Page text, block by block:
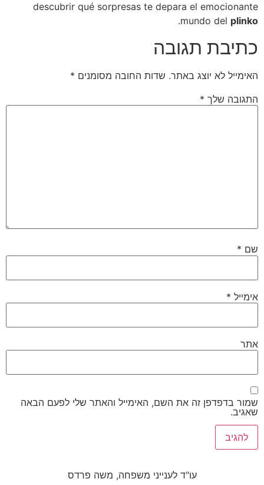
descubrir qué sorpresas te depara el emocionante
mundo del plinko
.
כתיבת תגובה
האימייל לא יוצג באתר. שדות החובה מסומנים *
התגובה שלך *
שם *
אימייל *
אתר
שמור בדפדפן זה את השם, האימייל והאתר שלי לפעם הבאה
שאגיב.
עו"ד לענייני משפחה, משה פרדס